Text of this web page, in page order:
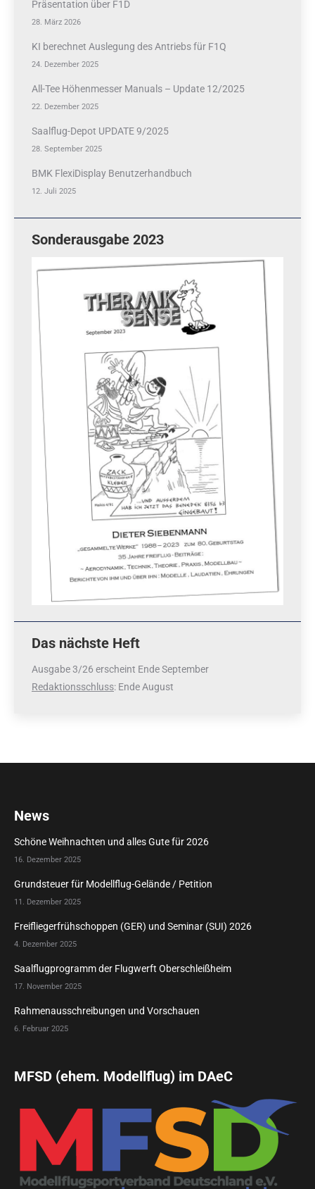
Präsentation über F1D
28. März 2026
KI berechnet Auslegung des Antriebs für F1Q
24. Dezember 2025
All-Tee Höhenmesser Manuals – Update 12/2025
22. Dezember 2025
Saalflug-Depot UPDATE 9/2025
28. September 2025
BMK FlexiDisplay Benutzerhandbuch
12. Juli 2025
Sonderausgabe 2023
Das nächste Heft
Ausgabe 3/26 erscheint Ende September
Redaktionsschluss: Ende August
News
Schöne Weihnachten und alles Gute für 2026
16. Dezember 2025
Grundsteuer für Modellflug-Gelände / Petition
11. Dezember 2025
Freifliegerfrühschoppen (GER) und Seminar (SUI) 2026
4. Dezember 2025
Saalflugprogramm der Flugwerft Oberschleißheim
17. November 2025
Rahmenausschreibungen und Vorschauen
6. Februar 2025
MFSD (ehem. Modellflug) im DAeC